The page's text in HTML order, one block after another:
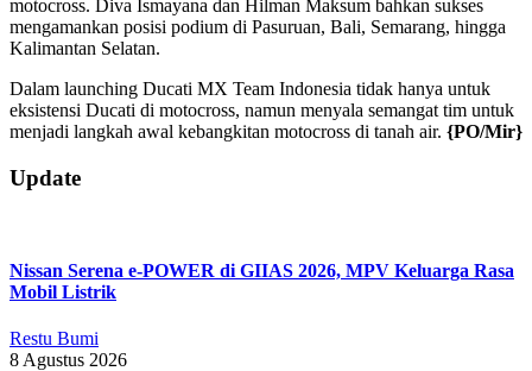
motocross. Diva Ismayana dan Hilman Maksum bahkan sukses
mengamankan posisi podium di Pasuruan, Bali, Semarang, hingga
Kalimantan Selatan.
Dalam launching Ducati MX Team Indonesia tidak hanya untuk
eksistensi Ducati di motocross, namun menyala semangat tim untuk
menjadi langkah awal kebangkitan motocross di tanah air. {PO/Mir}
2026-
01-
Update
Nissan Serena e-POWER di GIIAS 2026, MPV Keluarga Rasa
Mobil Listrik
Restu Bumi
8 Agustus 2026